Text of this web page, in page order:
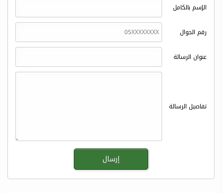
الإسم بالكامل
رقم الجوال
عنوان الرسالة
تفاصيل الرسالة